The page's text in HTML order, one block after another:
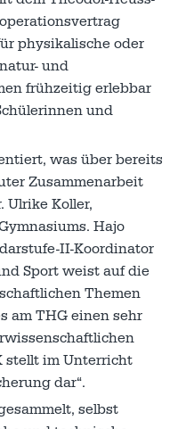
physikalische oder
und
frühzeitig erlebbar
und
was über bereits
Zusammenarbeit
Ulrike Koller,
Hajo
II-Koordinator
Sport weist auf die
Themen
am THG einen sehr
stellt im Unterricht
dar“.
selbst